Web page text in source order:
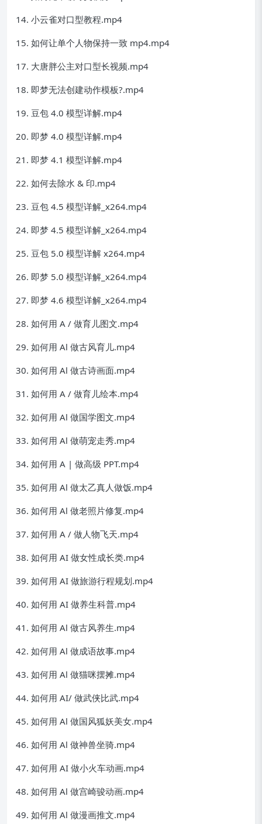
14. 小云雀对口型教程.mp4
15. 如何让单个人物保持一致 mp4.mp4
17. 大唐胖公主对口型长视频.mp4
18. 即梦无法创建动作模板?.mp4
19. 豆包 4.0 模型详解.mp4
20. 即梦 4.0 模型详解.mp4
21. 即梦 4.1 模型详解.mp4
22. 如何去除水 & 印.mp4
23. 豆包 4.5 模型详解_x264.mp4
24. 即梦 4.5 模型详解_x264.mp4
25. 豆包 5.0 模型详解 x264.mp4
26. 即梦 5.0 模型详解_x264.mp4
27. 即梦 4.6 模型详解_x264.mp4
28. 如何用 A / 做育儿图文.mp4
29. 如何用 Al 做古风育儿.mp4
30. 如何用 Al 做古诗画面.mp4
31. 如何用 A / 做育儿绘本.mp4
32. 如何用 Al 做国学图文.mp4
33. 如何用 Al 做萌宠走秀.mp4
34. 如何用 A | 做高级 PPT.mp4
35. 如何用 Al 做太乙真人做饭.mp4
36. 如何用 Al 做老照片修复.mp4
37. 如何用 A / 做人物飞天.mp4
38. 如何用 AI 做女性成长类.mp4
39. 如何用 AI 做旅游行程规划.mp4
40. 如何用 AI 做养生科普.mp4
41. 如何用 Al 做古风养生.mp4
42. 如何用 Al 做成语故事.mp4
43. 如何用 Al 做猫咪摆摊.mp4
44. 如何用 AI/ 做武侠比武.mp4
45. 如何用 Al 做国风狐妖美女.mp4
46. 如何用 Al 做神兽坐骑.mp4
47. 如何用 AI 做小火车动画.mp4
48. 如何用 Al 做宫崎骏动画.mp4
49. 如何用 Al 做漫画推文.mp4